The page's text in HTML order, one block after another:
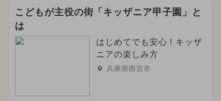
こどもが主役の街「キッザニア甲子園」と
は
はじめてでも安心！キッザ
ニアの楽しみ方
兵庫県西宮市